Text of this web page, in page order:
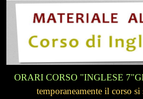
ORARI CORSO "INGLESE
temporaneamente il corso